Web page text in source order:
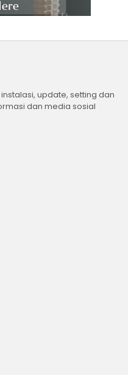
update, setting dan
dan media sosial